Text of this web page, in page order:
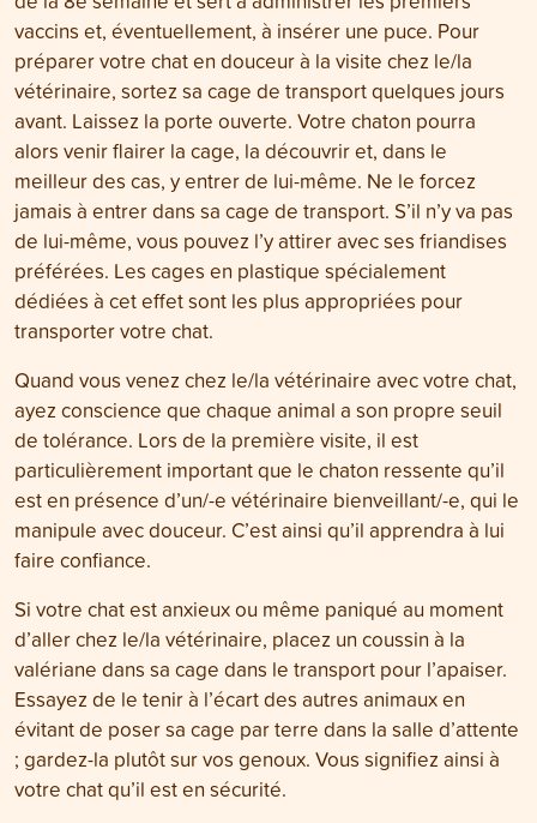
vaccins et, éventuellement, à insérer une puce. Pour
préparer votre chat en douceur à la visite chez le/la
vétérinaire, sortez sa cage de transport quelques jours
avant. Laissez la porte ouverte. Votre chaton pourra
alors venir flairer la cage, la découvrir et, dans le
meilleur des cas, y entrer de lui-même. Ne le forcez
jamais à entrer dans sa cage de transport. S’il n’y va pas
de lui-même, vous pouvez l’y attirer avec ses friandises
préférées. Les cages en plastique spécialement
dédiées à cet effet sont les plus appropriées pour
transporter votre chat.
Quand vous venez chez le/la vétérinaire avec votre chat,
ayez conscience que chaque animal a son propre seuil
de tolérance. Lors de la première visite, il est
particulièrement important que le chaton ressente qu’il
est en présence d’un/-e vétérinaire bienveillant/-e, qui le
manipule avec douceur. C’est ainsi qu’il apprendra à lui
faire confiance.
Si votre chat est anxieux ou même paniqué au moment
d’aller chez le/la vétérinaire, placez un coussin à la
valériane dans sa cage dans le transport pour l’apaiser.
Essayez de le tenir à l’écart des autres animaux en
évitant de poser sa cage par terre dans la salle d’attente
; gardez-la plutôt sur vos genoux. Vous signifiez ainsi à
votre chat qu’il est en sécurité.